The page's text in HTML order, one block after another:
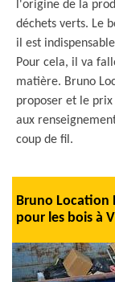
l'origine de la
déchets verts. Le
il est
Pour cela, il va
matière. Bruno
proposer et le
aux
coup de fil.
Bruno Location
pour les bois à